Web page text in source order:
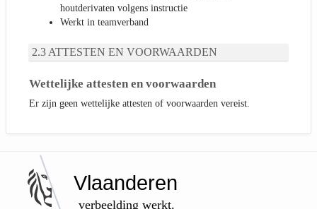
houtderivaten volgens instructie
Werkt in teamverband
ATTESTEN EN VOORWAARDEN
Wettelijke attesten en voorwaarden
Er zijn geen wettelijke attesten of voorwaarden vereist.
Vlaanderen
verbeelding werkt.